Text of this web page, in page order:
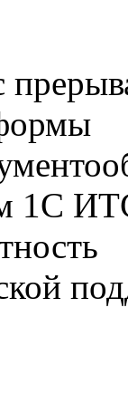
1С